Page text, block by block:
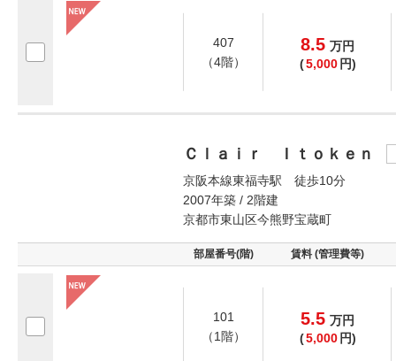
407
（4階）
8.5 万円
(5,000 円)
Ｃｌａｉｒ Ｉｔｏｋｅｎ
京阪本線東福寺駅 徒歩10分
2007年築 / 2階建
京都市東山区今熊野宝蔵町
部屋番号(階) 賃料 (管理費等)
101
（1階）
5.5 万円
(5,000 円)